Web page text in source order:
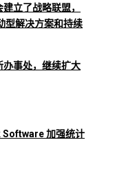
立了战略联盟，
型解决方案和持续
事处，继续扩大
加强统计